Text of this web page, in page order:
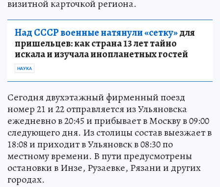
визитной карточкой региона.
Над СССР военные натянули «сетку»для
пришельцев: как страна 13 лет тайно
искала и изучала инопланетных гостей
НАУКА
Сегодня двухэтажный фирменный поезд
номер 21 и 22 отправляется из Ульяновска
ежедневно в 20:45 и прибывает в Москву в 09:00
следующего дня. Из столицы состав выезжает в
18:08 и приходит в Ульяновск в 08:30 по
местному времени. В пути предусмотрены
остановки в Инзе, Рузаевке, Рязани и других
городах.